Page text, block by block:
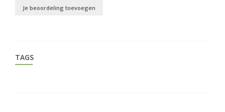
Je beoordeling toevoegen
TAGS